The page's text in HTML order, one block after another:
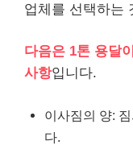
업체를 선택하는
다음은 1톤 용달
사항입니다.
이사짐의 양:
다.